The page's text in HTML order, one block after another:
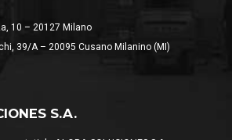
10 – 20127 Milano
39/A – 20095 Cusano Milanino (MI)
S.A.